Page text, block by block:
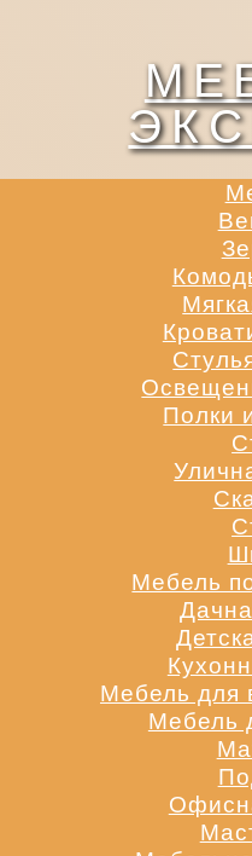
Полки
Мебель
Мебель для
Мебель